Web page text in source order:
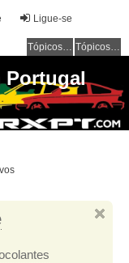
Ligue-se
Tópicos sem resposta Tópicos ativos
Portugal